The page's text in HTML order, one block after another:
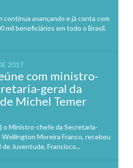
continua avançando e já conta com
mil beneficiários em todo o Brasil.
2017
com ministro-
geral da
Michel Temer
o Ministro-chefe da Secretaria-
Wellington Moreira Franco, recebeu
Juventude, Francisco...